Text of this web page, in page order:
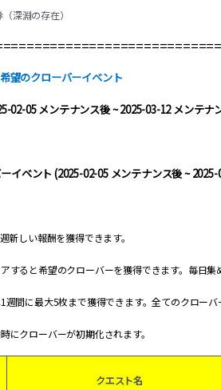
深淵の存在）
望のクローバーイベント
02-05 メンテナンス後 ~ 2025-03-12 メンテナ
イベント (2025-02-05 メンテナンス後 ~
新しい報酬を獲得できます。
すると希望のクローバーを獲得できます。毎日
週間に最大5枚まで獲得できます。全てのクロー
にクローバーが初期化されます。
クエスト名